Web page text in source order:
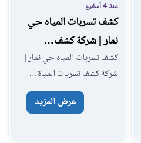
منذ 4 أسابيع
كشف تسربات المياه حي
نمار | شركة كشف…
كشف تسربات المياه حي نمار |
شركة كشف تسربات المياة…
عرض المزيد